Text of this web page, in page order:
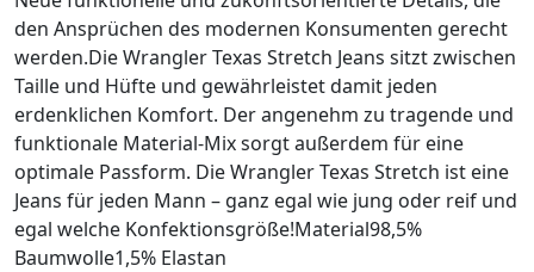
den Ansprüchen des modernen Konsumenten gerecht
werden.Die Wrangler Texas Stretch Jeans sitzt zwischen
Taille und Hüfte und gewährleistet damit jeden
erdenklichen Komfort. Der angenehm zu tragende und
funktionale Material-Mix sorgt außerdem für eine
optimale Passform. Die Wrangler Texas Stretch ist eine
Jeans für jeden Mann – ganz egal wie jung oder reif und
egal welche Konfektionsgröße!Material98,5%
Baumwolle1,5% Elastan